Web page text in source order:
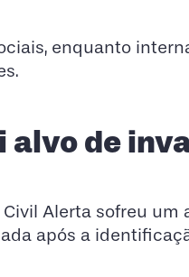
enquanto
de
Alerta sofreu um
após a